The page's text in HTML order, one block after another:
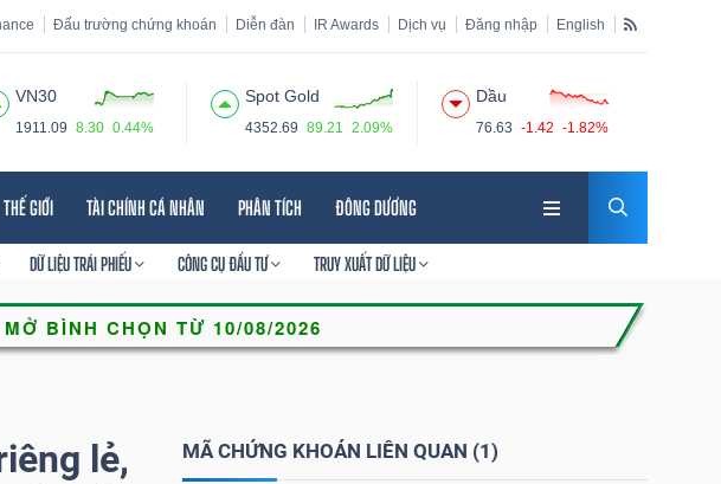
Đấu trường chứng khoán Diễn đàn IR Awards Dịch vụ Đăng nhập English
VN30
1911.09 8.30 0.44%
Spot Gold
4352.69 89.21 2.09%
Dầu
76.63 -1.42 -1.82%
THẾ GIỚI TÀI CHÍNH CÁ NHÂN PHÂN TÍCH ĐÔNG DƯƠNG
DỮ LIỆU TRÁI PHIẾU CÔNG CỤ ĐẦU TƯ TRUY XUẤT DỮ LIỆU
lẻ,
MÃ CHỨNG KHOÁN LIÊN QUAN (1)